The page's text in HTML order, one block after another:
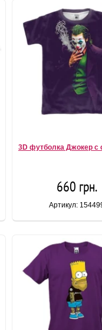
3D футболка Джокер с
660 грн.
Артикул: